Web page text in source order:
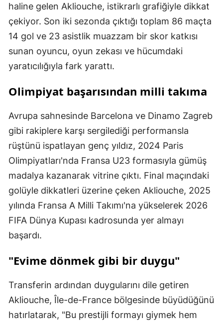
haline gelen Akliouche, istikrarlı grafiğiyle dikkat
çekiyor. Son iki sezonda çıktığı toplam 86 maçta
14 gol ve 23 asistlik muazzam bir skor katkısı
sunan oyuncu, oyun zekası ve hücumdaki
yaratıcılığıyla fark yarattı.
Olimpiyat başarısından milli takıma
Avrupa sahnesinde Barcelona ve Dinamo Zagreb
gibi rakiplere karşı sergilediği performansla
rüştünü ispatlayan genç yıldız, 2024 Paris
Olimpiyatları'nda Fransa U23 formasıyla gümüş
madalya kazanarak vitrine çıktı. Final maçındaki
golüyle dikkatleri üzerine çeken Akliouche, 2025
yılında Fransa A Milli Takımı'na yükselerek 2026
FIFA Dünya Kupası kadrosunda yer almayı
başardı.
"Evime dönmek gibi bir duygu"
Transferin ardından duygularını dile getiren
Akliouche, Île-de-France bölgesinde büyüdüğünü
hatırlatarak, "Bu prestijli formayı giymek hem